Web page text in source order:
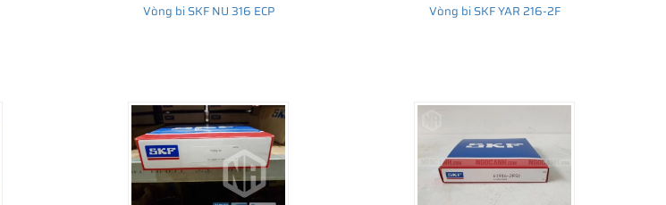
Vòng bi SKF NU 316 ECP Vòng bi SKF YAR 216-2F